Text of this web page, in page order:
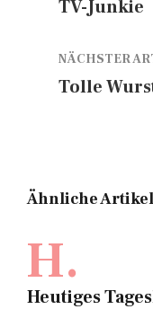
TV-Junkie
NÄCHSTER
Tolle
Ähnliche Artikel
H.
Heutiges